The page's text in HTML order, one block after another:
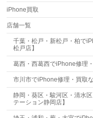
iPhone買取
店舗一覧
千葉・松戸・新松戸・柏で
松戸店】
葛西・西葛西でiPhone修理
市川市でiPhone修理・買取
静岡・葵区・駿河区・清水
テーション静岡店】